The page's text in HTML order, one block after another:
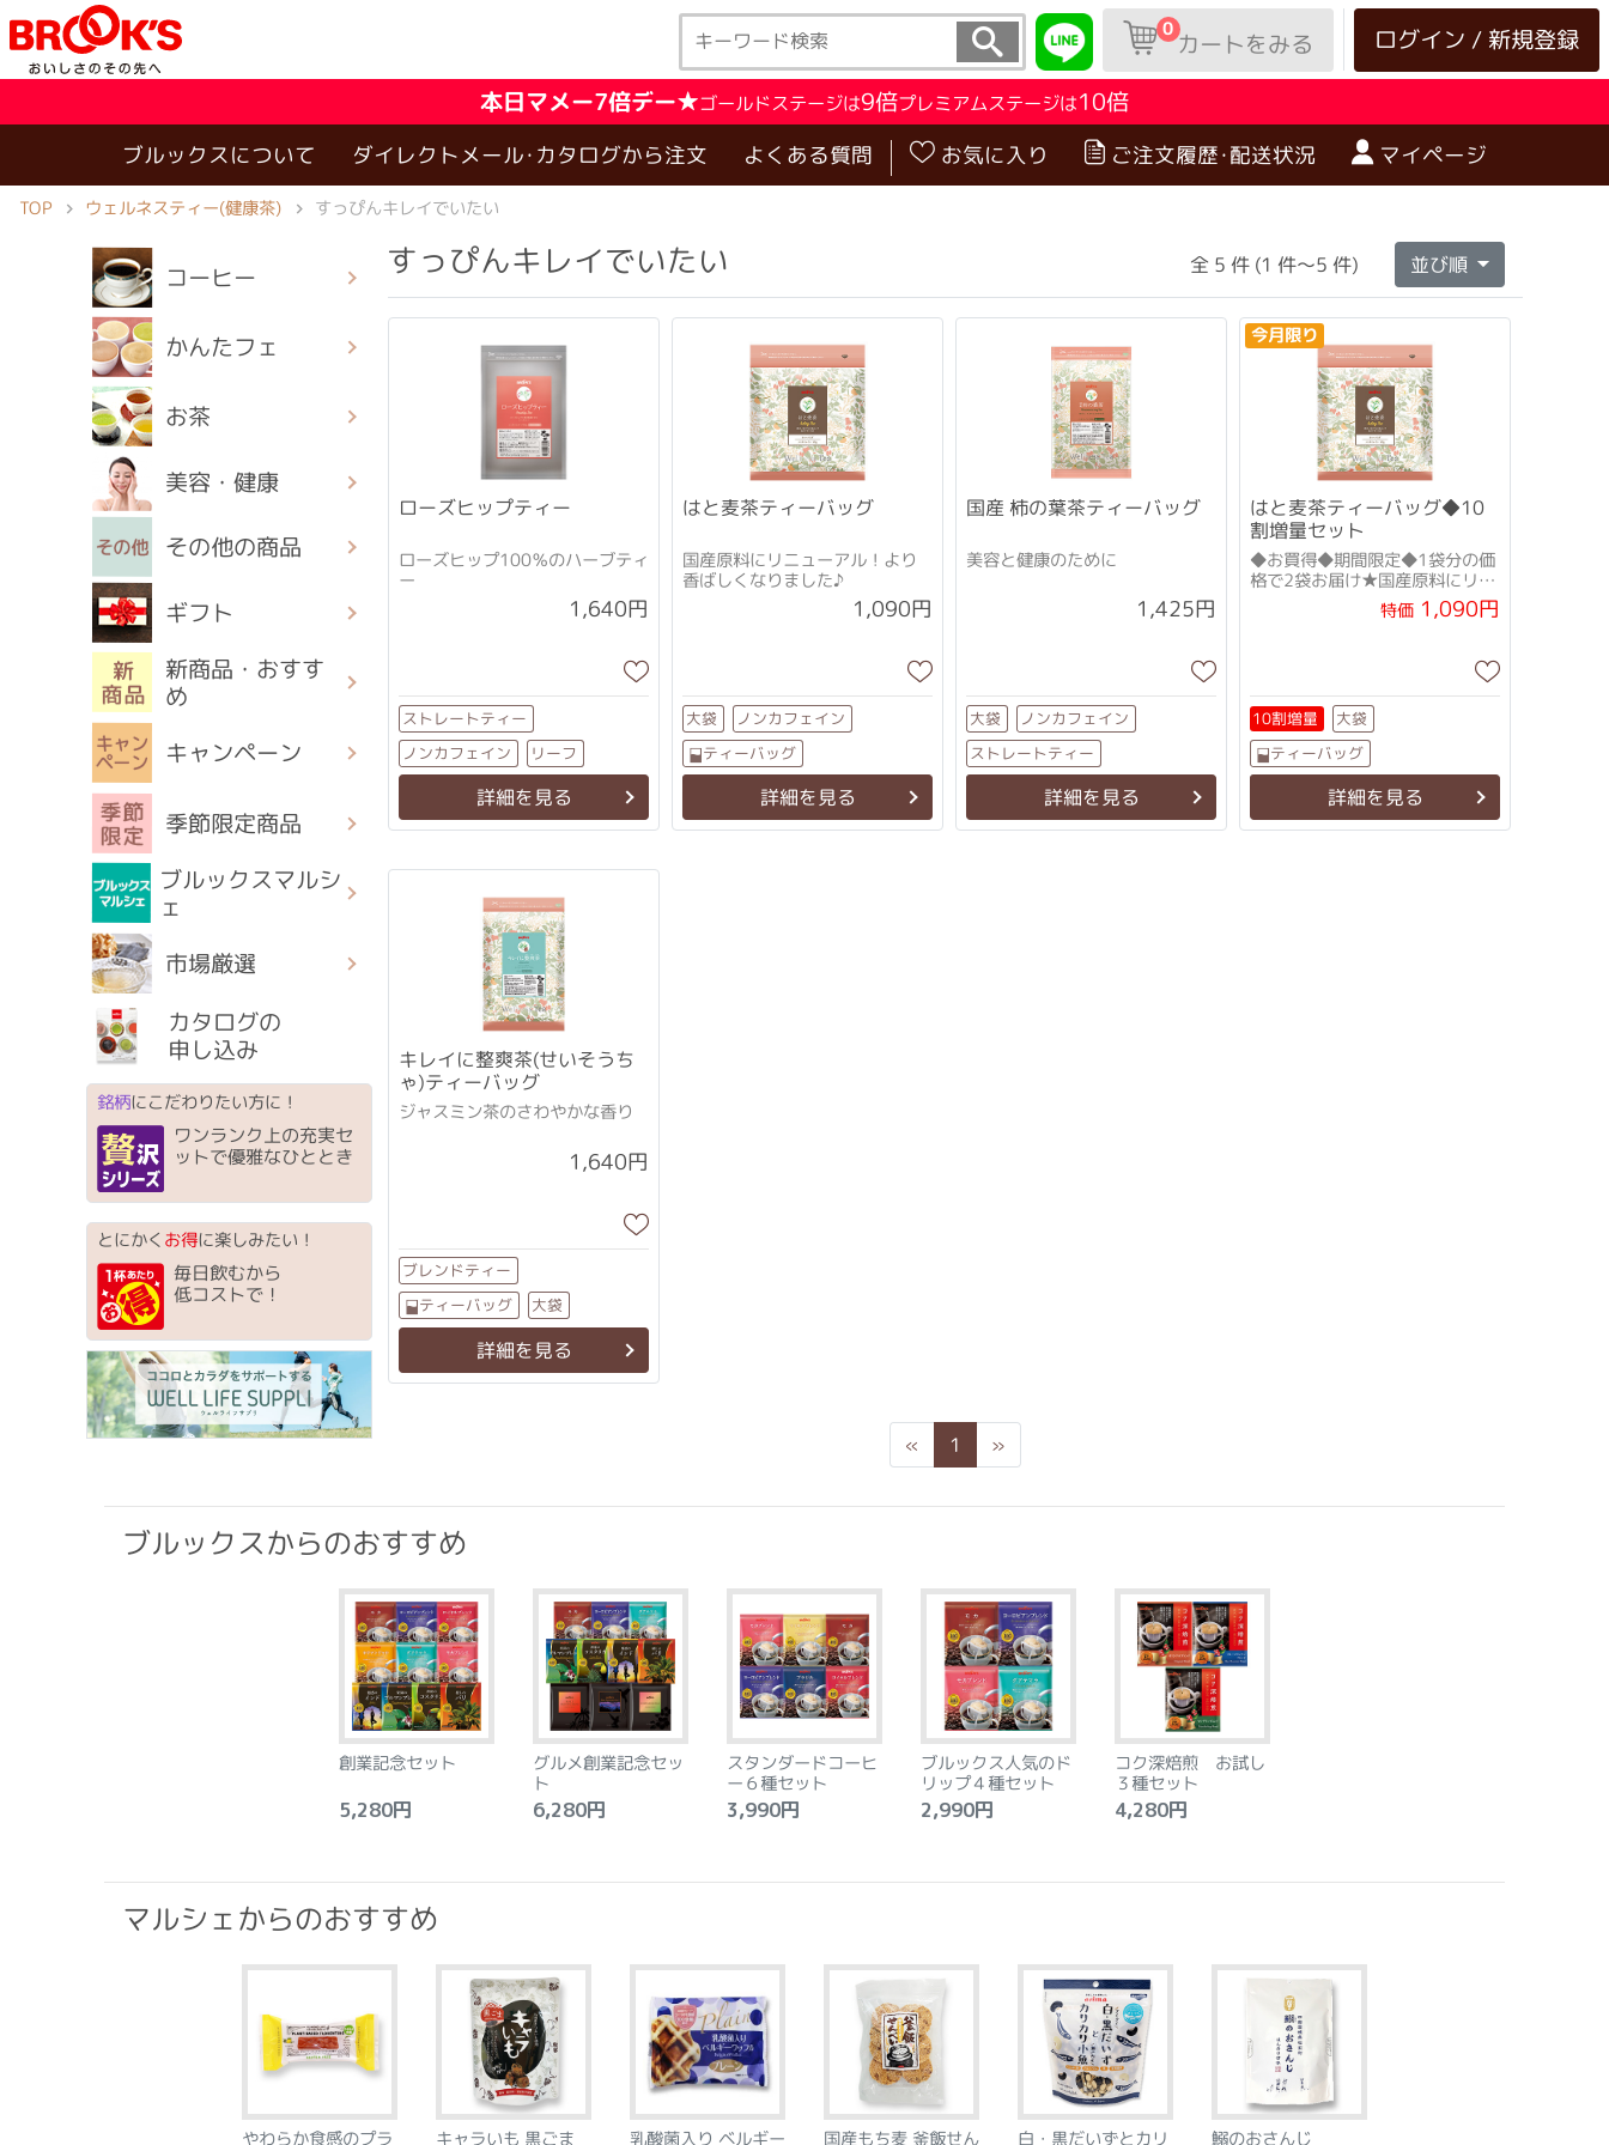
ログイン / 新規登録
0カートをみる
本日マメー7倍デー★ゴールドステージは9倍プレミアムステージは10倍
ブルックスについて ダイレクトメール･カタログから注文 よくある質問 お気に入り ご注文履歴･配送状況 マイページ
TOP ウェルネスティー(健康茶) すっぴんキレイでいたい
コーヒー
かんたフェ
お茶
美容・健康
その他の商品
ギフト
新商品・おすす
め
キャンペーン
季節限定商品
ブルックスマルシ
ェ
市場厳選
カタログの
申し込み
銘柄にこだわりたい方に！
ワンランク上の充実セ
ットで優雅なひととき
とにかくお得に楽しみたい！
毎日飲むから
低コストで！
すっぴんキレイでいたい 全 5 件 (1 件～5 件) 並び順
ローズヒップティー
ローズヒップ100％のハーブティ
ー
1,640円
ストレートティー
ノンカフェイン リーフ
詳細を見る
はと麦茶ティーバッグ
国産原料にリニューアル！より
香ばしくなりました♪
1,090円
大袋 ノンカフェイン
ティーバッグ
ストレートティー
詳細を見る
国産 柿の葉茶ティーバッグ
美容と健康のために
1,425円
大袋 ノンカフェイン
ストレートティー
ティーバッグ詳細を見る
今月限り
はと麦茶ティーバッグ◆10
割増量セット
◆お買得◆期間限定◆1袋分の価
格で2袋お届け★国産原料にリニ
特価 1,090円
10割増量 大袋
ティーバッグ
ノンカフェイン詳細を見る
キレイに整爽茶(せいそうち
ゃ)ティーバッグ
ジャスミン茶のさわやかな香り
1,640円
ブレンドティー
ティーバッグ 大袋
詳細を見る
« Previous
1 »Next
ブルックスからのおすすめ
創業記念セット
5,280円
グルメ創業記念セッ
ト
6,280円
スタンダードコーヒ
ー６種セット
3,990円
ブルックス人気のド
リップ４種セット
2,990円
コク深焙煎 お試し
３種セット
4,280円
マルシェからのおすすめ
やわらか食感のプラ キャラいも 黒ごま 乳酸菌入り ベルギー 国産もち麦 釜飯せん 白・黒だいずとカリ 鰯のおさんじ